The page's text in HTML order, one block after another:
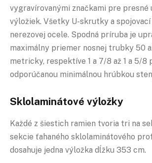
vygravírovanými značkami pre presné
výložiek. Všetky U-skrutky a
nerezovej ocele. Spodná príruba je
maximálny priemer nosnej trubky 50
metricky, respektíve 1 a 7/8 až 1 a 5/8
odporúčanou minimálnou hrúbkou
Sklolaminátové výložky
Každé z šiestich ramien tvoria tri na
sekcie ťahaného sklolaminátového
dosahuje jedna výložka dĺžku 353 cm.